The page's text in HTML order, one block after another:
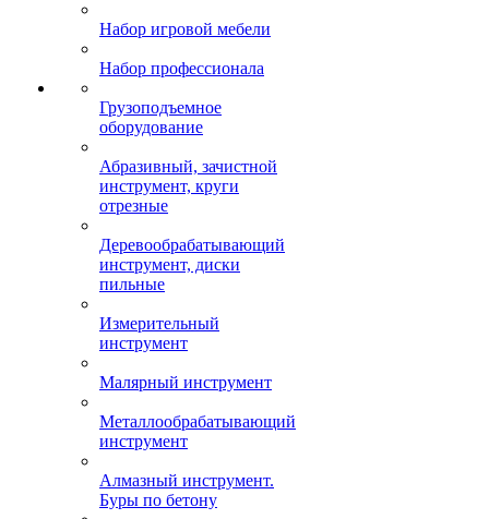
Набор игровой мебели
Набор профессионала
Грузоподъемное
оборудование
Абразивный, зачистной
инструмент, круги
отрезные
Деревообрабатывающий
инструмент, диски
пильные
Измерительный
инструмент
Малярный инструмент
Металлообрабатывающий
инструмент
Алмазный инструмент.
Буры по бетону